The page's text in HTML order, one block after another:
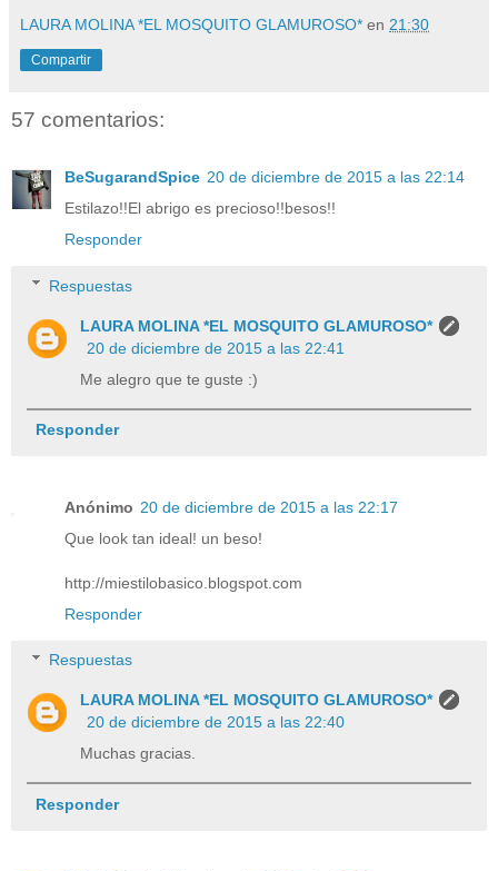
LAURA MOLINA *EL MOSQUITO GLAMUROSO* en 21:30
Compartir
57 comentarios:
BeSugarandSpice 20 de diciembre de 2015 a las 22:14
Estilazo!!El abrigo es precioso!!besos!!
Responder
Respuestas
LAURA MOLINA *EL MOSQUITO GLAMUROSO*
20 de diciembre de 2015 a las 22:41
Me alegro que te guste :)
Responder
Anónimo 20 de diciembre de 2015 a las 22:17
Que look tan ideal! un beso!
http://miestilobasico.blogspot.com
Responder
Respuestas
LAURA MOLINA *EL MOSQUITO GLAMUROSO*
20 de diciembre de 2015 a las 22:40
Muchas gracias.
Responder